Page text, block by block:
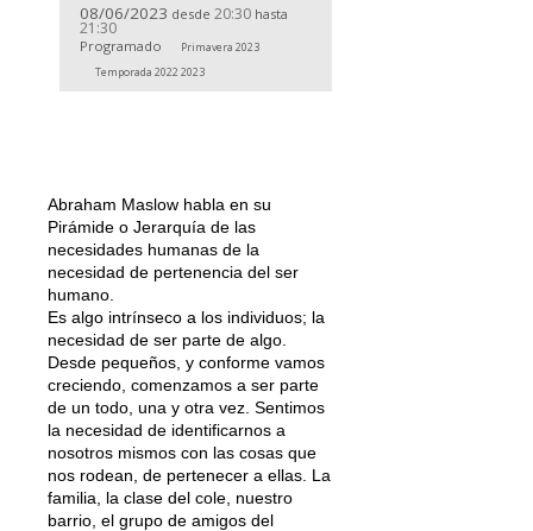
08/06/2023 desde 20:30 hasta
21:30
Programado
Primavera 2023
Temporada 2022 2023
Abraham Maslow habla en su
Pirámide o Jerarquía de las
necesidades humanas de la
necesidad de pertenencia del ser
humano.
Es algo intrínseco a los individuos; la
necesidad de ser parte de algo.
Desde pequeños, y conforme vamos
creciendo, comenzamos a ser parte
de un todo, una y otra vez. Sentimos
la necesidad de identificarnos a
nosotros mismos con las cosas que
nos rodean, de pertenecer a ellas. La
familia, la clase del cole, nuestro
barrio, el grupo de amigos del